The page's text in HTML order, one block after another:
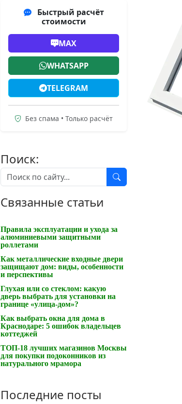
Быстрый расчёт
стоимости
MAX
WHATSAPP
TELEGRAM
Без спама • Только расчёт
Поиск:
Связанные статьи
Правила эксплуатации и ухода за
алюминиевыми защитными
роллетами
Как металлические входные двери
защищают дом: виды, особенности
и перспективы
Глухая или со стеклом: какую
дверь выбрать для установки на
границе «улица-дом»?
Как выбрать окна для дома в
Краснодаре: 5 ошибок владельцев
коттеджей
ТОП-18 лучших магазинов Москвы
для покупки подоконников из
натурального мрамора
Последние посты